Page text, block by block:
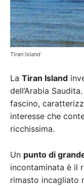
Tiran Island
La Tiran Island
dell’Arabia
fascino,
interesse che
ricchissima.
Un punto di
incontaminata è il
rimasto incagliato